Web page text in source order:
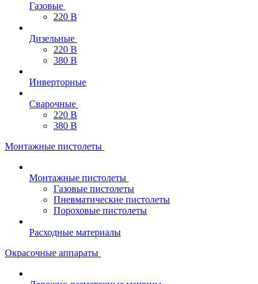
Газовые
220 В
Дизельные
220 В
380 В
Инверторные
Сварочные
220 В
380 В
Монтажные пистолеты
Монтажные пистолеты
Газовые пистолеты
Пневматические пистолеты
Пороховые пистолеты
Расходные материалы
Окрасочные аппараты